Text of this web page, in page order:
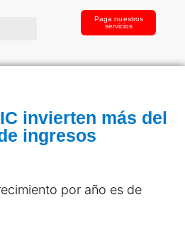
Paga nuestros
servicios
invierten más del
ingresos
por año es de